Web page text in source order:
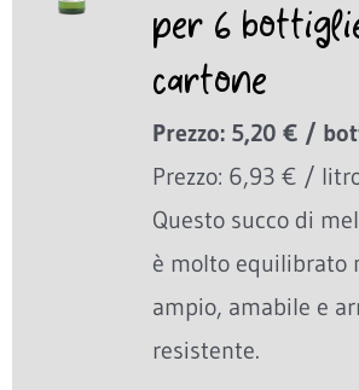
per 6
cartone
Prezzo: 5,20 € /
Prezzo: 6,93 € /
Questo succo di
è molto equilibrato
ampio, amabile e
resistente.